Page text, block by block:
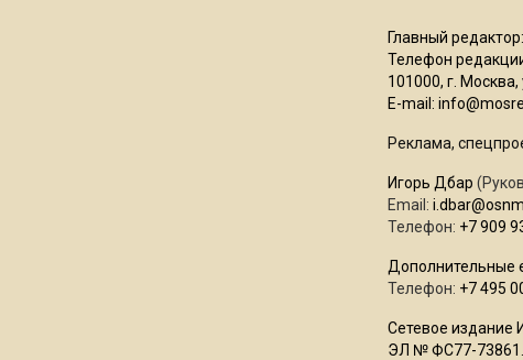
Главный
Телефон
101000, г. Москва,
E-mail:
Реклама,
Игорь Дбар
Email:
Телефон: +7 909
Дополнительные
Телефон: +7 495
Сетевое издание
ЭЛ № ФС77-73861.